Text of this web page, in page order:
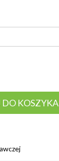
KOSZYKA